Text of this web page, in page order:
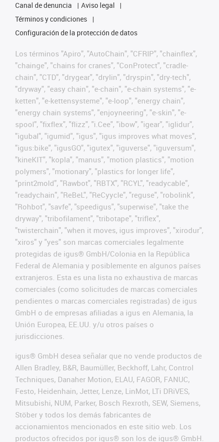
Canal de denuncia
Aviso legal
Términos y condiciones
Configuración de la protección de datos
Los términos "Apiro", "AutoChain", "CFRIP", "chainflex",
"chainge", "chains for cranes", "ConProtect", "cradle-
chain", "CTD", "drygear", "drylin", "dryspin", "dry-tech",
"dryway", "easy chain", "e-chain", "e-chain systems", "e-
ketten", "e-kettensysteme", "e-loop", "energy chain",
"energy chain systems", "enjoyneering", "e-skin", "e-
spool", "fixflex", "flizz", "i.Cee", "ibow", "igear", "iglidur",
"igubal", "igumid", "igus", "igus improves what moves",
"igus:bike", "igusGO", "igutex", "iguverse", "iguversum",
"kineKIT", "kopla", "manus", "motion plastics", "motion
polymers", "motionary", "plastics for longer life",
"print2mold", "Rawbot", "RBTX", "RCYL", "readycable",
"readychain", "ReBeL", "ReCyycle", "reguse", "robolink",
"Rohbot", "savfe", "speedigus", "superwise", "take the
dryway", "tribofilament", "tribotape", "triflex",
"twisterchain", "when it moves, igus improves", "xirodur",
"xiros" y "yes" son marcas comerciales legalmente
protegidas de igus® GmbH/Colonia en la República
Federal de Alemania y posiblemente en algunos países
extranjeros. Esta es una lista no exhaustiva de marcas
comerciales (como solicitudes de marcas comerciales
pendientes o marcas comerciales registradas) de igus
GmbH o de empresas afiliadas a igus en Alemania, la
Unión Europea, EE.UU. y/u otros países o
jurisdicciones.
igus® GmbH desea señalar que no vende productos de
Allen Bradley, B&R, Baumüller, Beckhoff, Lahr, Control
Techniques, Danaher Motion, ELAU, FAGOR, FANUC,
Festo, Heidenhain, Jetter, Lenze, LinMot, LTi DRiVES,
Mitsubishi, NUM, Parker, Bosch Rexroth, SEW, Siemens,
Stöber y todos los demás fabricantes de
accionamientos mencionados en este sitio web. Los
productos ofrecidos por igus® son los de igus® GmbH.